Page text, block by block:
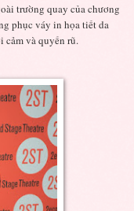
trường quay của chương
phục váy in họa tiết da
cảm và quyến rũ.